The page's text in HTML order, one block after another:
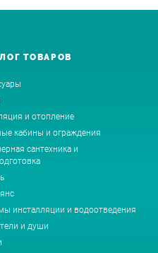
ТОВАРОВ
и отопление
кабины и ограждения
сантехника и
инсталляции и водоотведения
и души